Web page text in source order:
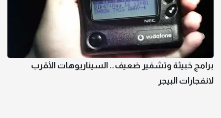
برامج خبيثة وتشفير ضعيف.. السيناريوهات الأقرب
لانفجارات البيجر